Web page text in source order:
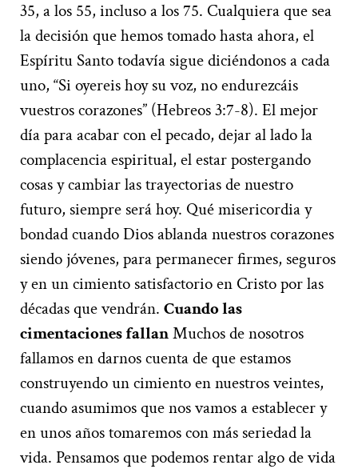
35, a los 55, incluso a los 75. Cualquiera que sea
la decisión que hemos tomado hasta ahora, el
Espíritu Santo todavía sigue diciéndonos a cada
uno, “Si oyereis hoy su voz, no endurezcáis
vuestros corazones” (Hebreos 3:7-8). El mejor
día para acabar con el pecado, dejar al lado la
complacencia espiritual, el estar postergando
cosas y cambiar las trayectorias de nuestro
futuro, siempre será hoy. Qué misericordia y
bondad cuando Dios ablanda nuestros corazones
siendo jóvenes, para permanecer firmes, seguros
y en un cimiento satisfactorio en Cristo por las
décadas que vendrán. Cuando las
cimentaciones fallanMuchos de nosotros
fallamos en darnos cuenta de que estamos
construyendo un cimiento en nuestros veintes,
cuando asumimos que nos vamos a establecer y
en unos años tomaremos con más seriedad la
vida. Pensamos que podemos rentar algo de vida